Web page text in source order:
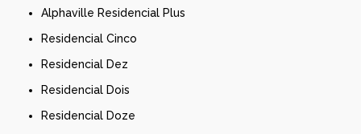
Alphaville Residencial Plus
Residencial Cinco
Residencial Dez
Residencial Dois
Residencial Doze